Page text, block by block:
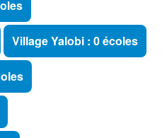
Village Yalobi : 0 écoles